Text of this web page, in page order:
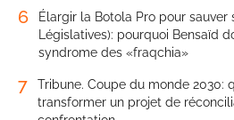
6
Élargir la Botola Pro pour sauver
Législatives): pourquoi Bensaïd
syndrome des «fraqchia»
7
Tribune. Coupe du monde 2030:
transformer un projet de